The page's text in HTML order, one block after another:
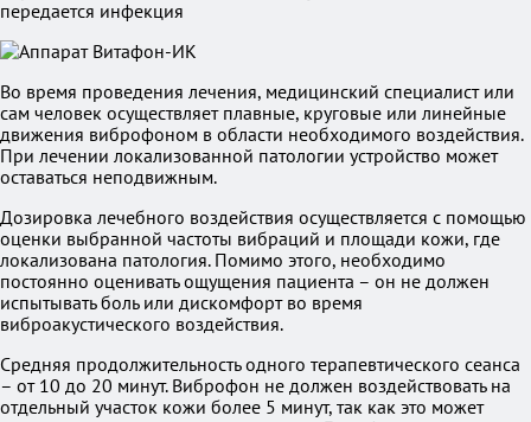
передается инфекция
Во время проведения лечения, медицинский специалист или
сам человек осуществляет плавные, круговые или линейные
движения виброфоном в области необходимого воздействия.
При лечении локализованной патологии устройство может
оставаться неподвижным.
Дозировка лечебного воздействия осуществляется с помощью
оценки выбранной частоты вибраций и площади кожи, где
локализована патология. Помимо этого, необходимо
постоянно оценивать ощущения пациента – он не должен
испытывать боль или дискомфорт во время
виброакустического воздействия.
Средняя продолжительность одного терапевтического сеанса
– от 10 до 20 минут. Виброфон не должен воздействовать на
отдельный участок кожи более 5 минут, так как это может